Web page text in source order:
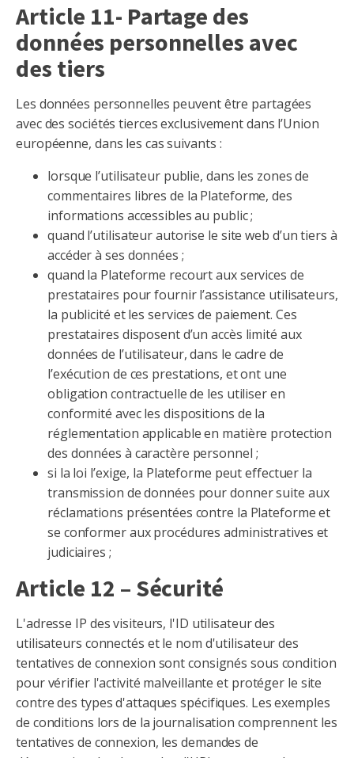
Article 11- Partage des
données personnelles avec
des tiers
Les données personnelles peuvent être partagées
avec des sociétés tierces exclusivement dans l’Union
européenne, dans les cas suivants :
lorsque l’utilisateur publie, dans les zones de
commentaires libres de la Plateforme, des
informations accessibles au public ;
quand l’utilisateur autorise le site web d’un tiers à
accéder à ses données ;
quand la Plateforme recourt aux services de
prestataires pour fournir l’assistance utilisateurs,
la publicité et les services de paiement. Ces
prestataires disposent d’un accès limité aux
données de l’utilisateur, dans le cadre de
l’exécution de ces prestations, et ont une
obligation contractuelle de les utiliser en
conformité avec les dispositions de la
réglementation applicable en matière protection
des données à caractère personnel ;
si la loi l’exige, la Plateforme peut effectuer la
transmission de données pour donner suite aux
réclamations présentées contre la Plateforme et
se conformer aux procédures administratives et
judiciaires ;
Article 12 – Sécurité
L'adresse IP des visiteurs, l'ID utilisateur des
utilisateurs connectés et le nom d'utilisateur des
tentatives de connexion sont consignés sous condition
pour vérifier l'activité malveillante et protéger le site
contre des types d'attaques spécifiques. Les exemples
de conditions lors de la journalisation comprennent les
tentatives de connexion, les demandes de